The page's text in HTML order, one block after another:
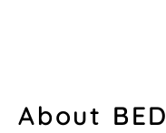
About BED